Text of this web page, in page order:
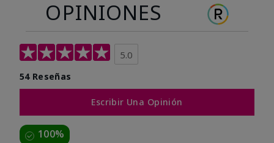
OPINIONES
5.0
54 Reseñas
Escribir Una Opinión
100%